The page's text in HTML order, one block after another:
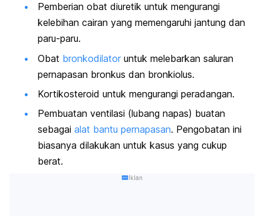
Pemberian obat diuretik untuk mengurangi
kelebihan cairan yang memengaruhi jantung dan
paru-paru.
Obat bronkodilator untuk melebarkan saluran
pernapasan bronkus dan bronkiolus.
Kortikosteroid untuk mengurangi peradangan.
Pembuatan ventilasi (lubang napas) buatan
sebagai alat bantu pernapasan. Pengobatan ini
biasanya dilakukan untuk kasus yang cukup
berat.
Iklan